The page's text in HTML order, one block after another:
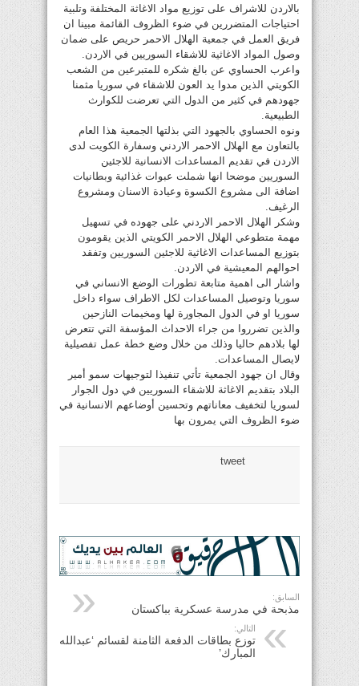
بالاردن للاشراف على توزيع مواد الاغاثة المختلفة وتلبية
احتياجات المتضررين في ضوء الظروف القائمة مبينا ان
فريق العمل في جمعية الهلال الاحمر حريص على ضمان
وصول المواد الاغاثية للاشقاء السوريين في الاردن.
واعرب الحساوي عن بالغ شكره للمتبرعين من الشعب
الكويتي الذين مدوا يد العون للاشقاء في سوريا مثمنا
جهودهم في كثير من الدول التي تعرضت للكوارث
الطبيعية.
ونوه الحساوي بالجهود التي بذلتها الجمعية هذا العام
بالتعاون مع الهلال الاحمر الاردني وسفارة الكويت لدى
الاردن في تقديم المساعدات الانسانية للاجئين
السوريين موضحا انها شملت عبوات غذائية وبطانيات
اضافة الى مشروع الكسوة وعيادة الاسنان ومشروع
الرغيف.
وشكر الهلال الاحمر الاردني على جهوده في تسهيل
مهمة متطوعي الهلال الاحمر الكويتي الذين يقومون
بتوزيع المساعدات الاغاثية للاجئين السوريين وتفقد
احوالهم المعيشية في الاردن.
واشار الى اهمية متابعة تطورات الوضع الانساني في
سوريا وتوصيل المساعدات لكل الاطراف سواء داخل
سوريا او في الدول المجاورة لها ومخيمات النازحين
والذين تضرروا من جراء الاحداث المؤسفة التي تتعرض
لها بلادهم حاليا وذلك من خلال وضع خطة عمل تفصيلية
لايصال المساعدات.
وقال ان جهود الجمعية تأتي تنفيذا لتوجيهات سمو أمير
البلاد بتقديم الاغاثة للاشقاء السوريين في دول الجوار
لسوريا لتخفيف معاناتهم وتحسين أوضاعهم الانسانية في
ضوء الظروف التي يمرون بها
tweet
السابق:
مذبحة في مدرسة عسكرية بباكستان
التالي:
توزع بطاقات الدفعة الثامنة لقسائم ‘عبدالله
المبارك’